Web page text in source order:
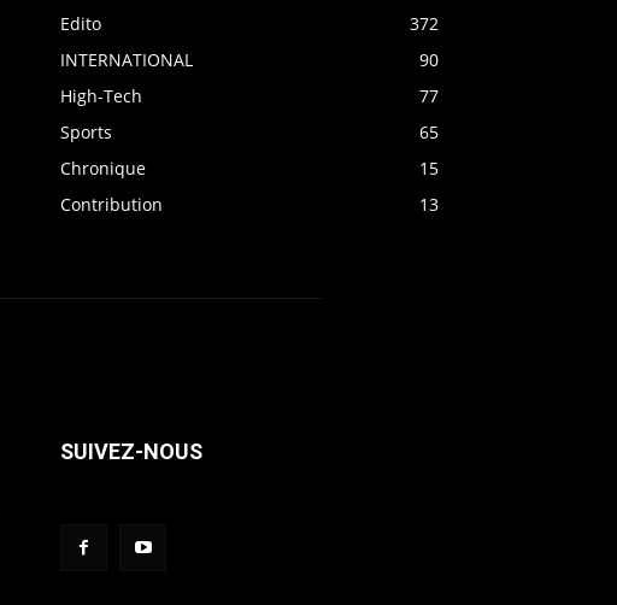
Edito
372
INTERNATIONAL
90
High-Tech
77
Sports
65
Chronique
15
Contribution
13
SUIVEZ-NOUS